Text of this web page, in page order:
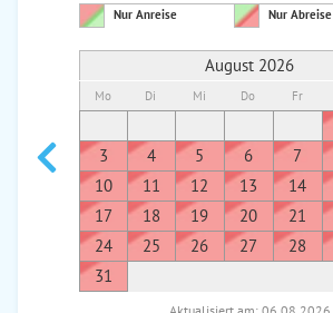
Nur Anreise Nur Abreise
August 2026
Mo Di Mi Do Fr
3
4 5 6 7
10
11 12 13 14
17
18 19 20 21
24
25 26 27 28
31